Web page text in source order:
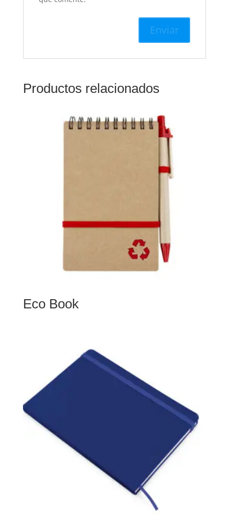
Productos relacionados
Eco Book